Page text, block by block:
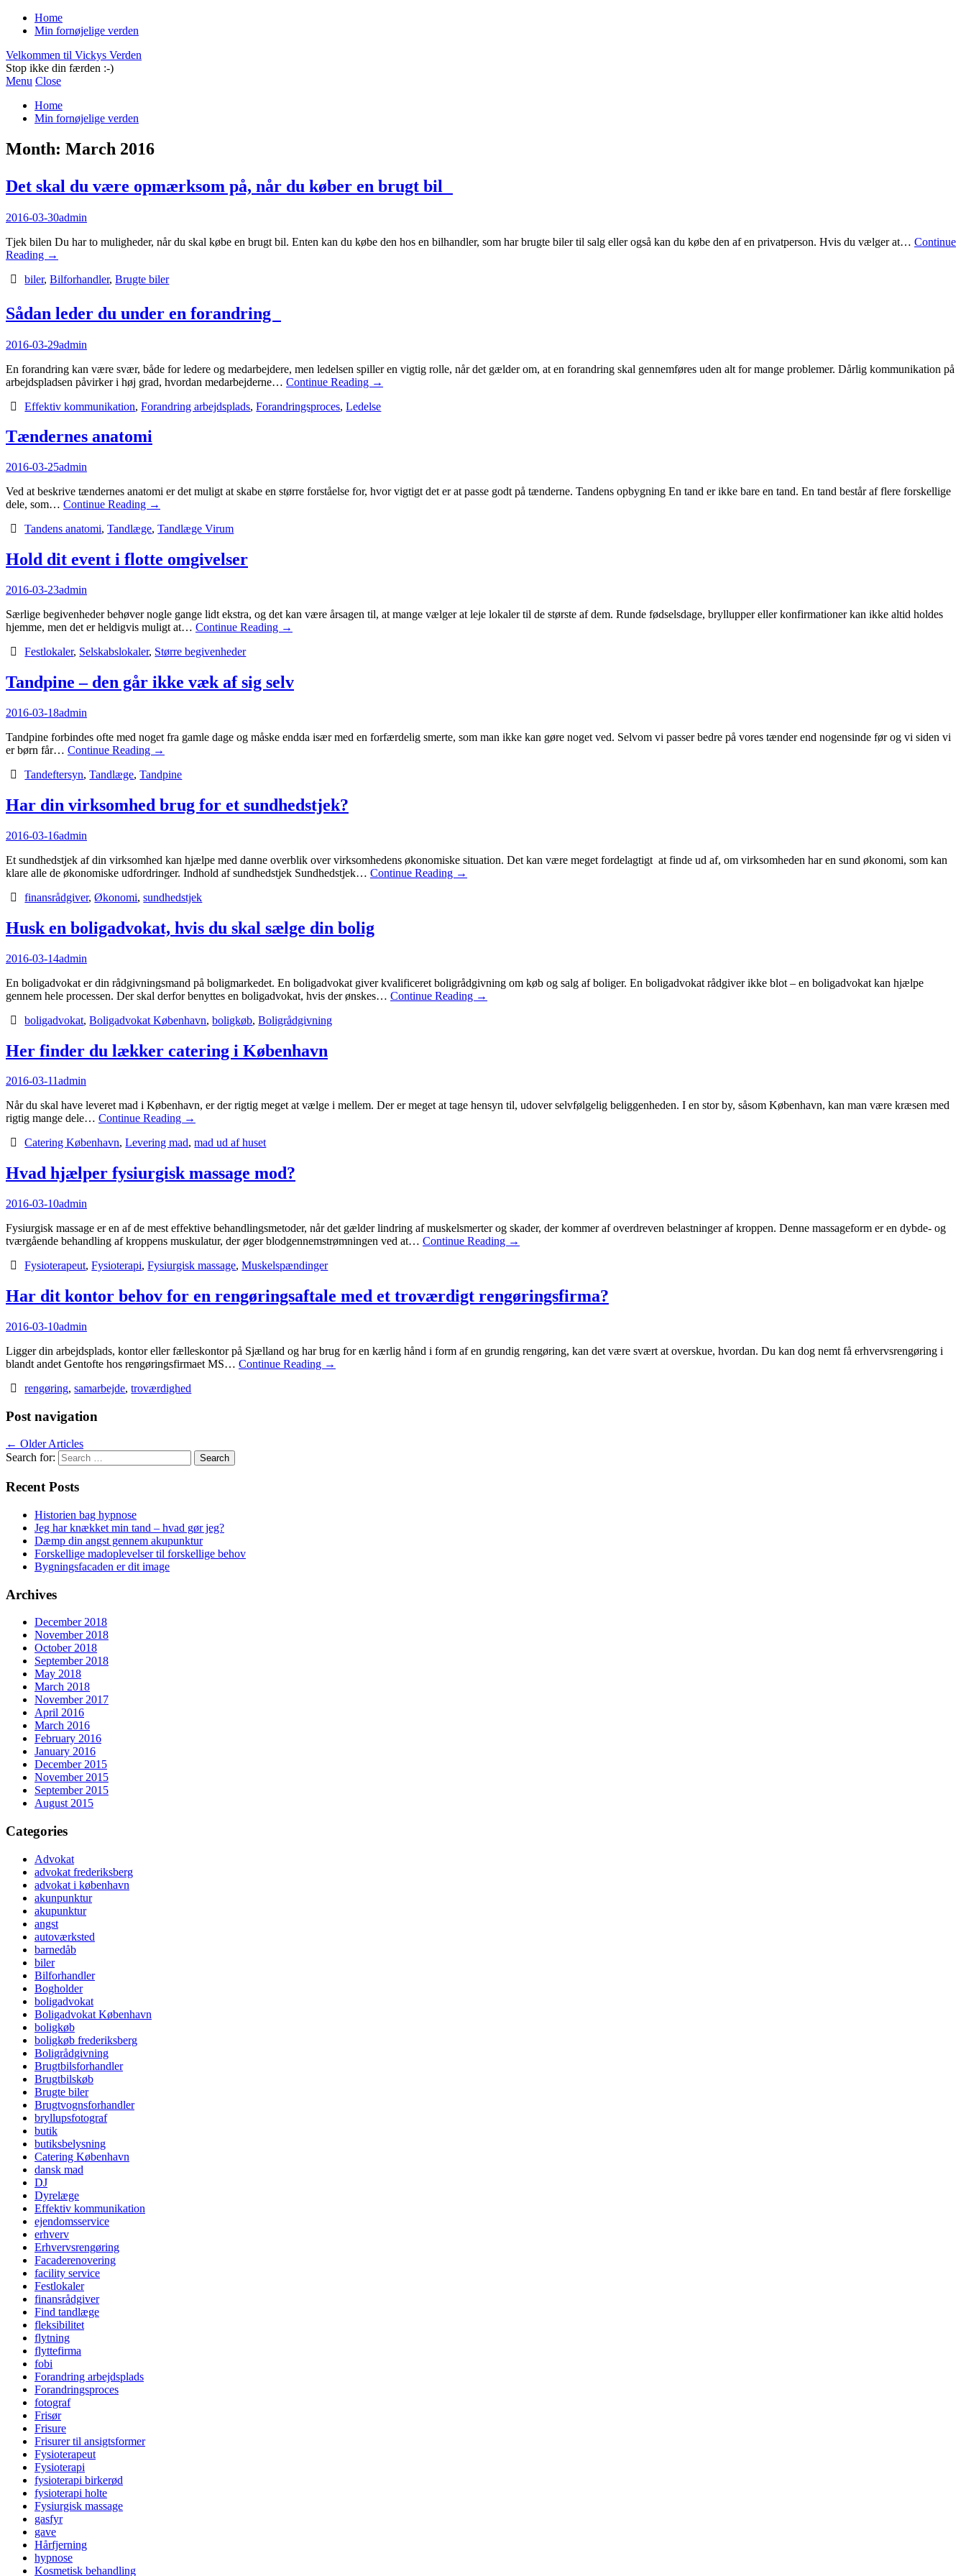
Home
Min fornøjelige verden
Velkommen til Vickys Verden
Stop ikke din færden :-)
Menu Close
Home
Min fornøjelige verden
Month: March 2016
Det skal du være opmærksom på, når du køber en brugt bil
2016-03-30admin
Tjek bilen Du har to muligheder, når du skal købe en brugt bil. Enten kan du købe den hos en bilhandler, som har brugte biler til salg eller også kan du købe den af en privatperson. Hvis du vælger at… Continue
Reading →
biler,Bilforhandler,Brugte biler
Sådan leder du under en forandring
2016-03-29admin
En forandring kan være svær, både for ledere og medarbejdere, men ledelsen spiller en vigtig rolle, når det gælder om, at en forandring skal gennemføres uden alt for mange problemer. Dårlig kommunikation på
arbejdspladsen påvirker i høj grad, hvordan medarbejderne… Continue Reading →
Effektiv kommunikation,Forandring arbejdsplads,Forandringsproces,Ledelse
Tændernes anatomi
2016-03-25admin
Ved at beskrive tændernes anatomi er det muligt at skabe en større forståelse for, hvor vigtigt det er at passe godt på tænderne. Tandens opbygning En tand er ikke bare en tand. En tand består af flere forskellige
dele, som… Continue Reading →
Tandens anatomi,Tandlæge,Tandlæge Virum
Hold dit event i flotte omgivelser
2016-03-23admin
Særlige begivenheder behøver nogle gange lidt ekstra, og det kan være årsagen til, at mange vælger at leje lokaler til de største af dem. Runde fødselsdage, bryllupper eller konfirmationer kan ikke altid holdes
hjemme, men det er heldigvis muligt at… Continue Reading →
Festlokaler, Selskabslokaler, Større begivenheder
Tandpine – den går ikke væk af sig selv
2016-03-18admin
Tandpine forbindes ofte med noget fra gamle dage og måske endda især med en forfærdelig smerte, som man ikke kan gøre noget ved. Selvom vi passer bedre på vores tænder end nogensinde før og vi siden vi
er børn får… Continue Reading →
Tandeftersyn,Tandlæge,Tandpine
Har din virksomhed brug for et sundhedstjek?
2016-03-16admin
Et sundhedstjek af din virksomhed kan hjælpe med danne overblik over virksomhedens økonomiske situation. Det kan være meget fordelagtigt at finde ud af, om virksomheden har en sund økonomi, som kan
klare alle de økonomiske udfordringer. Indhold af sundhedstjek Sundhedstjek… Continue Reading →
finansrådgiver,Økonomi,sundhedstjek
Husk en boligadvokat, hvis du skal sælge din bolig
2016-03-14admin
En boligadvokat er din rådgivningsmand på boligmarkedet. En boligadvokat giver kvalificeret boligrådgivning om køb og salg af boliger. En boligadvokat rådgiver ikke blot – en boligadvokat kan hjælpe
gennem hele processen. Der skal derfor benyttes en boligadvokat, hvis der ønskes… Continue Reading →
boligadvokat,Boligadvokat København,boligkøb,Boligrådgivning
Her finder du lækker catering i København
2016-03-11admin
Når du skal have leveret mad i København, er der rigtig meget at vælge i mellem. Der er meget at tage hensyn til, udover selvfølgelig beliggenheden. I en stor by, såsom København, kan man være kræsen med
rigtig mange dele… Continue Reading →
Catering København,Levering mad,mad ud af huset
Hvad hjælper fysiurgisk massage mod?
2016-03-10admin
Fysiurgisk massage er en af de mest effektive behandlingsmetoder, når det gælder lindring af muskelsmerter og skader, der kommer af overdreven belastninger af kroppen. Denne massageform er en dybde- og
tværgående behandling af kroppens muskulatur, der øger blodgennemstrømningen ved at… Continue Reading →
Fysioterapeut,Fysioterapi,Fysiurgisk massage,Muskelspændinger
Har dit kontor behov for en rengøringsaftale med et troværdigt rengøringsfirma?
2016-03-10admin
Ligger din arbejdsplads, kontor eller fælleskontor på Sjælland og har brug for en kærlig hånd i form af en grundig rengøring, kan det være svært at overskue, hvordan. Du kan dog nemt få erhvervsrengøring i
blandt andet Gentofte hos rengøringsfirmaet MS… Continue Reading →
rengøring,samarbejde,troværdighed
Post navigation
← Older Articles
Search for:
Recent Posts
Historien bag hypnose
Jeg har knækket min tand – hvad gør jeg?
Dæmp din angst gennem akupunktur
Forskellige madoplevelser til forskellige behov
Bygningsfacaden er dit image
Archives
December 2018
November 2018
October 2018
September 2018
May 2018
March 2018
November 2017
April 2016
March 2016
February 2016
January 2016
December 2015
November 2015
September 2015
August 2015
Categories
Advokat
advokat frederiksberg
advokat i københavn
akunpunktur
akupunktur
angst
autoværksted
barnedåb
biler
Bilforhandler
Bogholder
boligadvokat
Boligadvokat København
boligkøb
boligkøb frederiksberg
Boligrådgivning
Brugtbilsforhandler
Brugtbilskøb
Brugte biler
Brugtvognsforhandler
bryllupsfotograf
butik
butiksbelysning
Catering København
dansk mad
DJ
Dyrelæge
Effektiv kommunikation
ejendomsservice
erhverv
Erhvervsrengøring
Facaderenovering
facility service
Festlokaler
finansrådgiver
Find tandlæge
fleksibilitet
flytning
flyttefirma
fobi
Forandring arbejdsplads
Forandringsproces
fotograf
Frisør
Frisure
Frisurer til ansigtsformer
Fysioterapeut
Fysioterapi
fysioterapi birkerød
fysioterapi holte
Fysiurgisk massage
gasfyr
gave
Hårfjerning
hypnose
Kosmetisk behandling